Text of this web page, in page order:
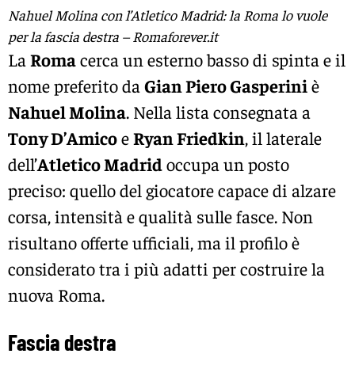
Nahuel Molina con l’Atletico Madrid: la Roma lo vuole
per la fascia destra – Romaforever.it
La Romacerca un esterno basso di spinta e il
nome preferito da Gian Piero Gasperiniè
Nahuel Molina. Nella lista consegnata a
Tony D’AmicoeRyan Friedkin, il laterale
dell’Atletico Madridoccupa un posto
preciso: quello del giocatore capace di alzare
corsa, intensità e qualità sulle fasce. Non
risultano offerte ufficiali, ma il profilo è
considerato tra i più adatti per costruire la
nuova Roma.
Fascia destra